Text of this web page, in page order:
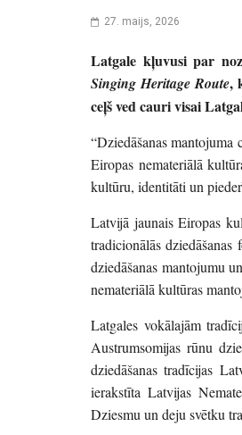
27. maijs, 2026
Latgale kļuvusi par
Singing Heritage Route,
ceļš ved cauri visai
“Dziedāšanas
Eiropas nemateriālā
kultūru, identitāti un
Latvijā jaunais Eiropas
tradicionālās
dziedāšanas mantojumu
nemateriālā kultūras
Latgales vokālajām
Austrumsomijas rūnu
dziedāšanas tradīcijas
ierakstīta Latvijas
Dziesmu un deju svētku